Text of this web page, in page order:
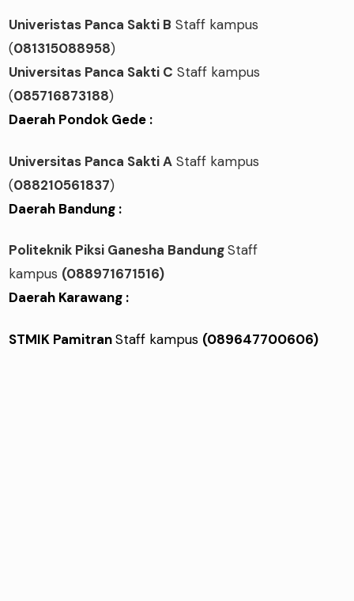
Univeristas Panca Sakti B Staff kampus
(081315088958)
Universitas Panca Sakti C Staff kampus
(085716873188)
Daerah Pondok Gede :
Universitas Panca Sakti A Staff kampus
(088210561837)
Daerah Bandung :
Politeknik Piksi Ganesha BandungStaff
kampus (088971671516)
Daerah Karawang :
STMIK PamitranStaff kampus (089647700606)